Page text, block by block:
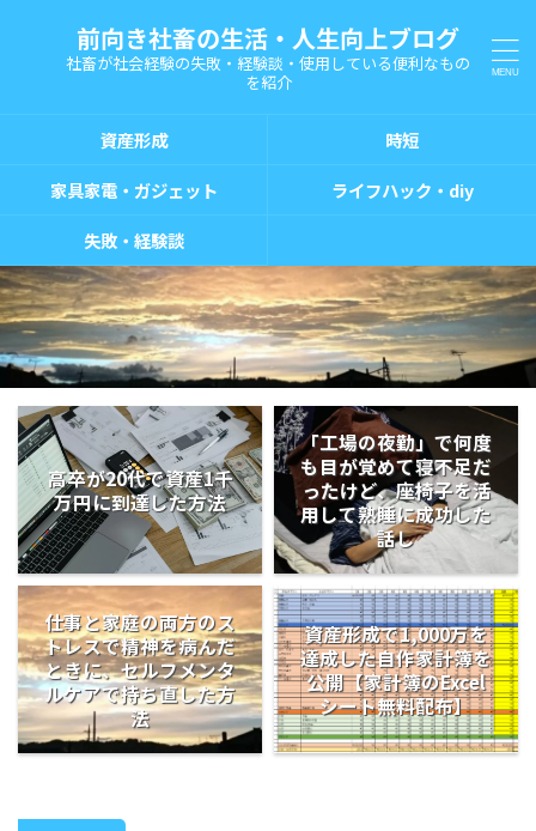
前向き社畜の生活・人生向上ブログ
社畜が社会経験の失敗・経験談・使用している便利なもの
を紹介
資産形成
時短
家具家電・ガジェット
ライフハック・diy
失敗・経験談
高卒が20代で資産1千
万円に到達した方法
「工場の夜勤」で何度
も目が覚めて寝不足だ
ったけど、座椅子を活
用して熟睡に成功した
話し
仕事と家庭の両方のス
トレスで精神を病んだ
ときに、セルフメンタ
ルケアで持ち直した方
法
資産形成で1,000万を
達成した自作家計簿を
公開【家計簿のExcel
シート無料配布】